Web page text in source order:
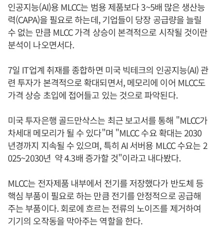
인공지능(AI)용 MLCC는 범용 제품보다 3~5배 많은 생산능
력(CAPA)을 필요로 하는데, 기업들이 당장 공급량을 늘릴
수 없는 만큼 MLCC 가격 상승이 본격적으로 시작될 것이란
분석이 나오면서다.
7일 IT업계 취재를 종합하면 미국 빅테크의 인공지능(AI) 관
련 투자가 본격적으로 확대되면서, 메모리에 이어 MLCC도
가격 상승 초입에 접어들고 있는 것으로 파악된다.
미국 투자은행 골드만삭스는 최근 보고서를 통해 "MLCC가
차세대 메모리가 될 수 있다"며 "MLCC 수요 확대는 2030
년경까지 지속될 수 있으며, 특히 AI 서버용 MLCC 수요는 2
025~2030년 약 4.3배 증가할 것"이라고 내다봤다.
MLCC는 전자제품 내부에서 전기를 저장했다가 반도체 등
핵심 부품이 필요로 하는 만큼 전기를 안정적으로 공급해
주는 부품이다. 회로에 흐르는 전류의 노이즈를 제거하여
기기의 오작동을 막아주는 역할을 한다.